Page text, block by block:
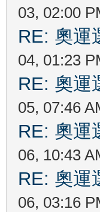
03, 02:00
RE: 奧
04, 01:23
RE: 奧
05, 07:46
RE: 奧
06, 10:43
RE: 奧
06, 03:16